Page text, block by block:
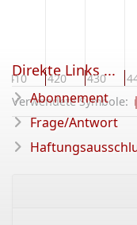
410 420 430
Verwendete Symbole:
Direkte Links ...
Abonnement
Frage/Antwort